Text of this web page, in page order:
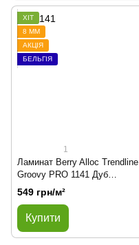
ХІТ
8 ММ
АКЦІЯ
БЕЛЬГІЯ
1
Ламинат Berry Alloc Trendline
Groovy PRO 1141 Дуб
Маковий
549 грн/м²
Купити